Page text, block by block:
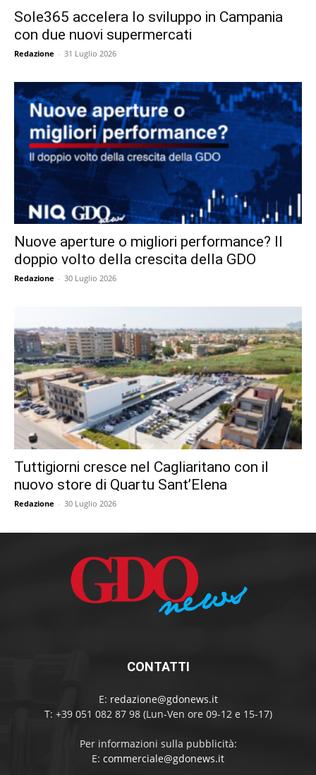
Sole365 accelera lo sviluppo in Campania
con due nuovi supermercati
Redazione - 31 Luglio 2026
Nuove aperture o migliori performance? Il
doppio volto della crescita della GDO
Redazione - 30 Luglio 2026
Tuttigiorni cresce nel Cagliaritano con il
nuovo store di Quartu Sant’Elena
Redazione - 30 Luglio 2026
CONTATTI
E: redazione@gdonews.it
T: +39 051 082 87 98 (Lun-Ven ore 09-12 e 15-17)
Per informazioni sulla pubblicità:
E: commerciale@gdonews.it